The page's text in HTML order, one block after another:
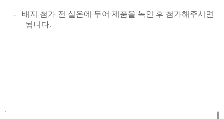
-
배지 첨가 전 실온에 두어 제품을 녹인 후 첨가해주시면
됩니다.